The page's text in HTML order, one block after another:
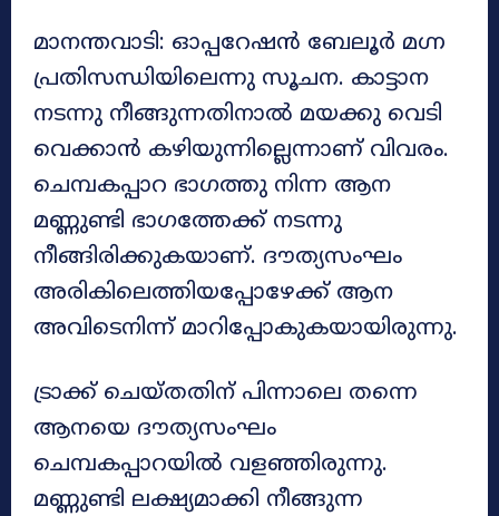
മാനന്തവാടി: ഓപ്പറേഷൻ ബേലൂര്‍ മഗ്ന
പ്രതിസന്ധിയിലെന്നു സൂചന. കാട്ടാന
നടന്നു നീങ്ങുന്നതിനാൽ മയക്കു വെടി
വെക്കാൻ കഴിയുന്നില്ലെന്നാണ് വിവരം.
ചെമ്പകപ്പാറ ഭാ​ഗത്തു നിന്ന ആന
മണ്ണുണ്ടി ഭാ​ഗത്തേക്ക് നടന്നു
നീങ്ങിരിക്കുകയാണ്. ദൗത്യസംഘം
അരികിലെത്തിയപ്പോഴേക്ക് ആന
അവിടെനിന്ന് മാറിപ്പോകുകയായിരുന്നു.
ട്രാക്ക് ചെയ്തതിന് പിന്നാലെ തന്നെ
ആനയെ ദൗത്യസംഘം
ചെമ്പകപ്പാറയിൽ വളഞ്ഞിരുന്നു.
മണ്ണുണ്ടി ലക്ഷ്യമാക്കി നീങ്ങുന്ന